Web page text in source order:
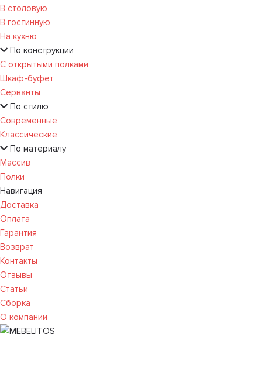
В столовую
В гостинную
На кухню
По конструкции
С открытыми полками
Шкаф-буфет
Серванты
По стилю
Современные
Классические
По материалу
Массив
Полки
Навигация
Доставка
Оплата
Гарантия
Возврат
Контакты
Отзывы
Статьи
Сборка
О компании